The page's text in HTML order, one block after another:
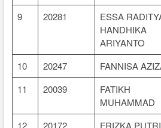
9 20281
ESSA
HANDHIKA
ARIYANTO
10 20247 FANNISA
11
20039
FATIKH
MUHAMMAD
12 20172
FRIZKA PUTRI